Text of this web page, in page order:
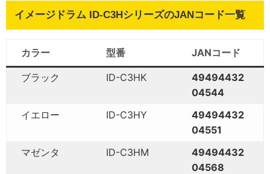
イメージドラム ID-C3HシリーズのJANコード一覧
カラー 型番 JANコード
ブラック ID-C3HK
49494432
04544
イエロー
ID-C3HY
49494432
04551
マゼンタ
ID-C3HM
49494432
04568